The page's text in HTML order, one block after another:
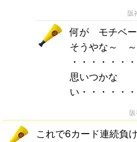
阪
何が モチベー
そうやな～
・・・・・・
思いつかな
い・・・・・
阪
これで6カード連続負